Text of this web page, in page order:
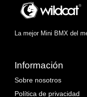
La mejor Mini BMX del
Información
Sobre nosotros
Política de privacidad